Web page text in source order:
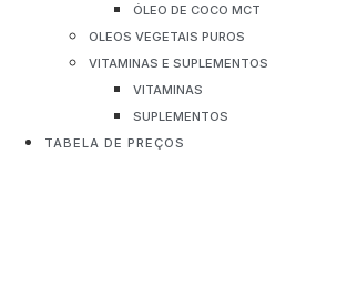
ÓLEO DE COCO MCT
OLEOS VEGETAIS PUROS
VITAMINAS E SUPLEMENTOS
VITAMINAS
SUPLEMENTOS
TABELA DE PREÇOS